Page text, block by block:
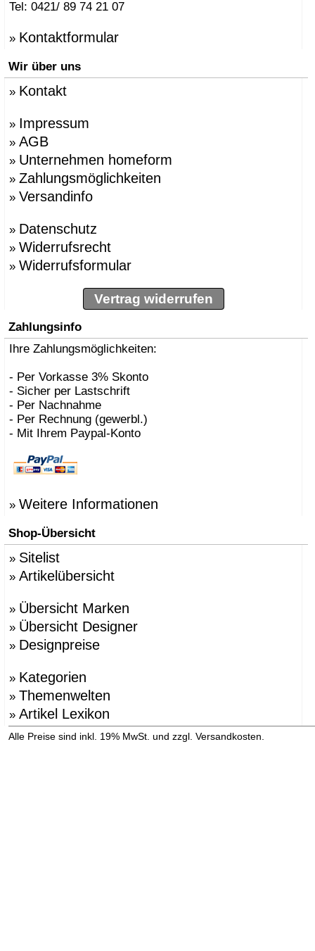
Tel: 0421/ 89 74 21 07
» Kontaktformular
Wir über uns
» Kontakt
» Impressum
» AGB
» Unternehmen homeform
» Zahlungsmöglichkeiten
» Versandinfo
» Datenschutz
» Widerrufsrecht
» Widerrufsformular
Vertrag widerrufen
Zahlungsinfo
Ihre Zahlungsmöglichkeiten:
- Per Vorkasse 3% Skonto
- Sicher per Lastschrift
- Per Nachnahme
- Per Rechnung (gewerbl.)
- Mit Ihrem Paypal-Konto
» Weitere Informationen
Shop-Übersicht
» Sitelist
» Artikelübersicht
» Übersicht Marken
» Übersicht Designer
» Designpreise
» Kategorien
» Themenwelten
» Artikel Lexikon
Alle Preise sind inkl. 19% MwSt. und zzgl. Versandkosten.